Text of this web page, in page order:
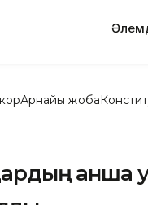
Арнайы жоба
қанша